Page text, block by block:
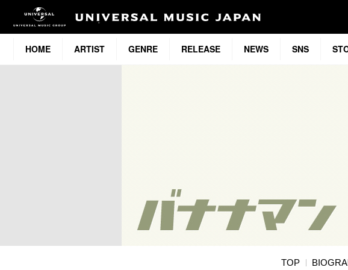
HOME ARTIST GENRE RELEASE NEWS SNS
TOP